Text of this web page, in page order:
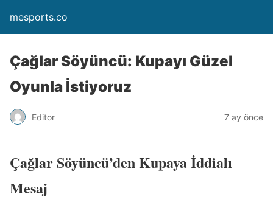
mesports.co
Çağlar Söyüncü: Kupayı Güzel
Oyunla İstiyoruz
Editor 7 ay önce
Çağlar Söyüncü’den Kupaya İddialı
Mesaj